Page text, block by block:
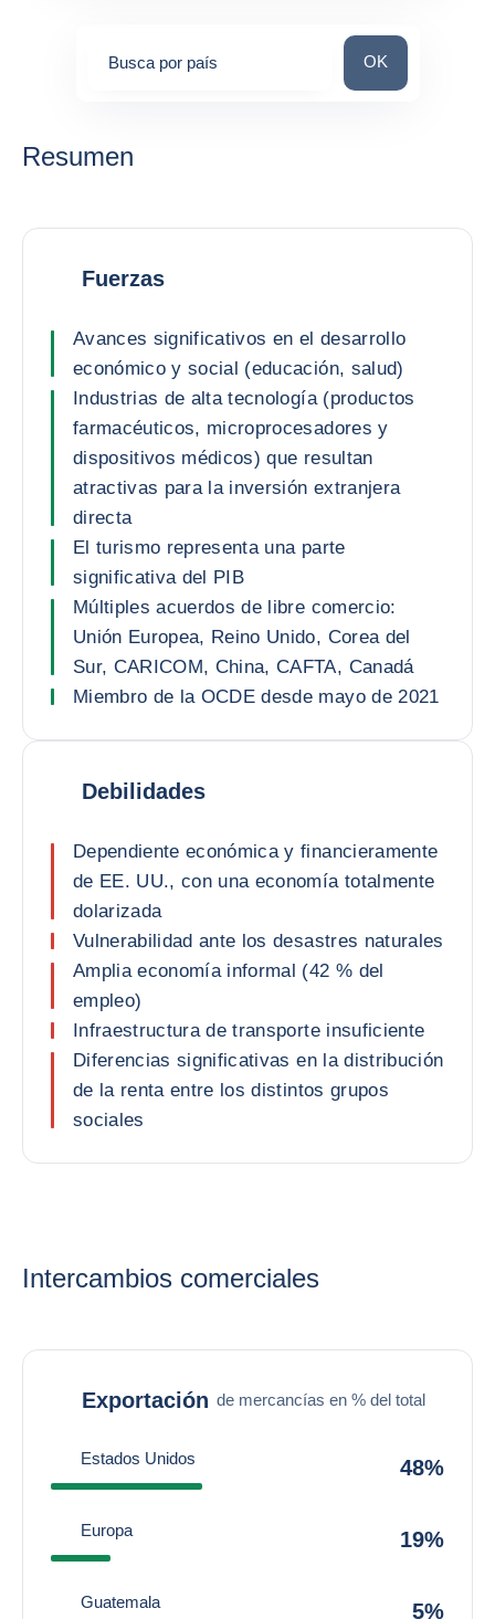
Busca por país Busca por país
OK
Resumen
Fuerzas
Avances significativos en el desarrollo
económico y social (educación, salud)
Industrias de alta tecnología (productos
farmacéuticos, microprocesadores y
dispositivos médicos) que resultan
atractivas para la inversión extranjera
directa
El turismo representa una parte
significativa del PIB
Múltiples acuerdos de libre comercio:
Unión Europea, Reino Unido, Corea del
Sur, CARICOM, China, CAFTA, Canadá
Miembro de la OCDE desde mayo de 2021
Debilidades
Dependiente económica y financieramente
de EE. UU., con una economía totalmente
dolarizada
Vulnerabilidad ante los desastres naturales
Amplia economía informal (42 % del
empleo)
Infraestructura de transporte insuficiente
Diferencias significativas en la distribución
de la renta entre los distintos grupos
sociales
Intercambios comerciales
Exportación de mercancías en % del total
Estados Unidos 48%
Europa 19%
Guatemala 5%